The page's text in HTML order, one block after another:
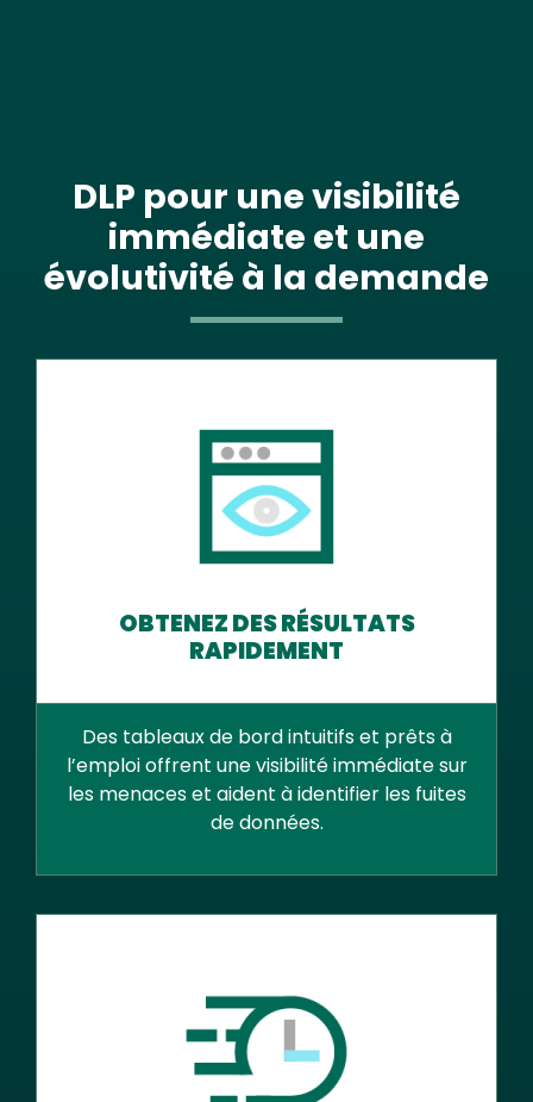
DLP pour une visibilité
immédiate et une
évolutivité à la demande
OBTENEZ DES RÉSULTATS
RAPIDEMENT
Des tableaux de bord intuitifs et prêts à
l’emploi offrent une visibilité immédiate sur
les menaces et aident à identifier les fuites
de données.